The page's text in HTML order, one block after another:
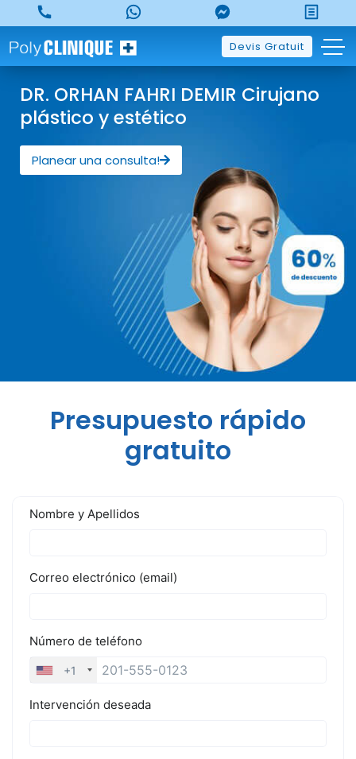
Devis Gratuit
DR. ORHAN FAHRI DEMIR Cirujano
plástico y estético
Planear una consulta!
Presupuesto rápido
gratuito